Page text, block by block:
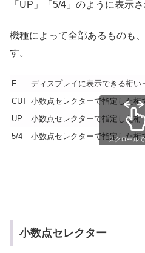
「UP」「5/4」のように表示
機種によって全部あるものも
す。
F
ディスプレイに表示できる桁い
CUT 小数点セレクターで指定した
UP
小数点セレクターで指定した
5/4
小数点セレクターで指定した桁
スクロール
小数点セレクター